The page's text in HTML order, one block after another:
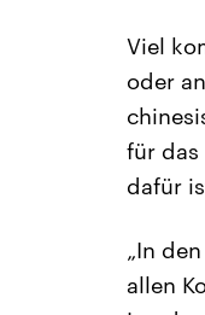
Viel
oder
für das
dafür
„In
allen